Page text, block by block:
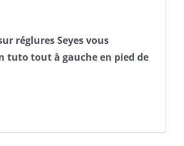
réglures Seyes vous
tuto tout à gauche en pied de